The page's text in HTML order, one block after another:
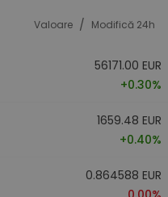
Valoare / Modifică 24h
56171.00 EUR
+0.30%
1659.48 EUR
+0.40%
0.864588 EUR